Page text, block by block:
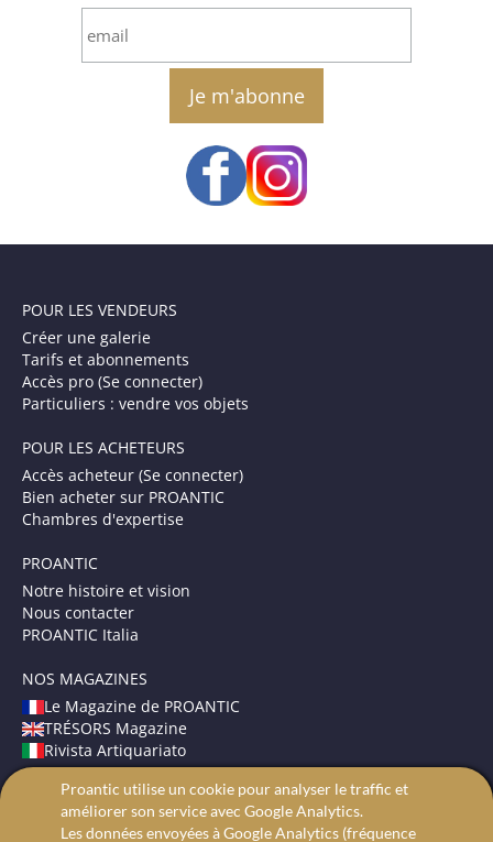
email
POUR LES VENDEURS
Créer une galerie
Tarifs et abonnements
Accès pro (Se connecter)
Particuliers : vendre vos objets
POUR LES ACHETEURS
Accès acheteur (Se connecter)
Bien acheter sur PROANTIC
Chambres d'expertise
PROANTIC
Notre histoire et vision
Nous contacter
PROANTIC Italia
NOS MAGAZINES
Le Magazine de PROANTIC
TRÉSORS Magazine
Rivista Artiquariato
CONDITIONS GÉNÉRALES
Mentions légales
Proantic utilise un cookie pour analyser le traffic et
améliorer son service avec Google Analytics.
Les données envoyées à Google Analytics (fréquence